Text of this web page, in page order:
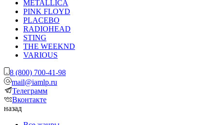
METALLICA
PINK FLOYD
PLACEBO
RADIOHEAD
STING
THE WEEKND
VARIOUS
8 (800) 700-41-98
mail@iamlp.ru
Телеграмм
Вконтакте
назад